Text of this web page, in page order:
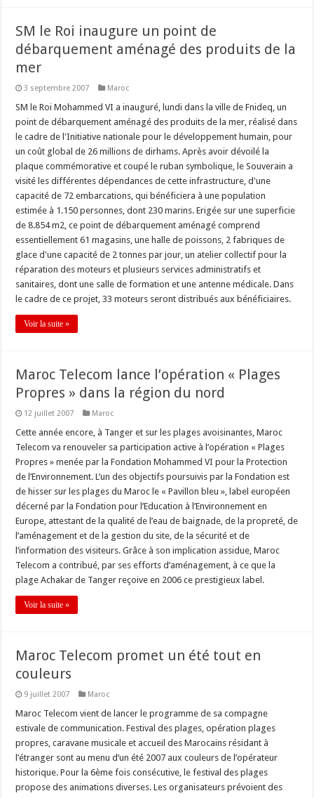
SM le Roi inaugure un point de
débarquement aménagé des produits de la
mer
3 septembre 2007 Maroc
SM le Roi Mohammed VI a inauguré, lundi dans la ville de Fnideq, un
point de débarquement aménagé des produits de la mer, réalisé dans
le cadre de l'Initiative nationale pour le développement humain, pour
un coût global de 26 millions de dirhams. Après avoir dévoilé la
plaque commémorative et coupé le ruban symbolique, le Souverain a
visité les différentes dépendances de cette infrastructure, d'une
capacité de 72 embarcations, qui bénéficiera à une population
estimée à 1.150 personnes, dont 230 marins. Erigée sur une superficie
de 8.854 m2, ce point de débarquement aménagé comprend
essentiellement 61 magasins, une halle de poissons, 2 fabriques de
glace d'une capacité de 2 tonnes par jour, un atelier collectif pour la
réparation des moteurs et plusieurs services administratifs et
sanitaires, dont une salle de formation et une antenne médicale. Dans
le cadre de ce projet, 33 moteurs seront distribués aux bénéficiaires.
Voir la suite »
Maroc Telecom lance l’opération « Plages
Propres » dans la région du nord
12 juillet 2007 Maroc
Cette année encore, à Tanger et sur les plages avoisinantes, Maroc
Telecom va renouveler sa participation active à l’opération « Plages
Propres » menée par la Fondation Mohammed VI pour la Protection
de l’Environnement. L’un des objectifs poursuivis par la Fondation est
de hisser sur les plages du Maroc le « Pavillon bleu », label européen
décerné par la Fondation pour l’Education à l’Environnement en
Europe, attestant de la qualité de l’eau de baignade, de la propreté, de
l’aménagement et de la gestion du site, de la sécurité et de
l’information des visiteurs. Grâce à son implication assidue, Maroc
Telecom a contribué, par ses efforts d’aménagement, à ce que la
plage Achakar de Tanger reçoive en 2006 ce prestigieux label.
Voir la suite »
Maroc Telecom promet un été tout en
couleurs
9 juillet 2007 Maroc
Maroc Telecom vient de lancer le programme de sa compagne
estivale de communication. Festival des plages, opération plages
propres, caravane musicale et accueil des Marocains résidant à
l’étranger sont au menu d’un été 2007 aux couleurs de l’opérateur
historique. Pour la 6ème fois consécutive, le festival des plages
propose des animations diverses. Les organisateurs prévoient des